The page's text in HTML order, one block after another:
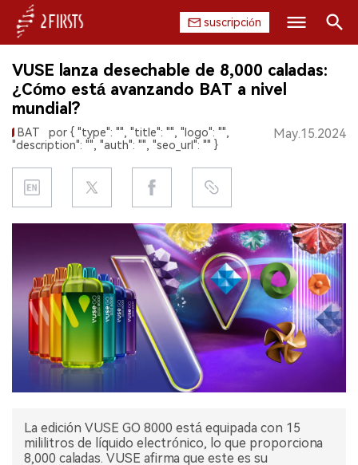
suscripción
INICIO
EMPRESA
REGULACIÓN
DATOS
EXPOSICIÓN
ENTREVISTA
Buscar
VUSE lanza desechable de 8,000 caladas:
¿Cómo está avanzando BAT a nivel
mundial?
BAT
por { "type": "", "title": "", "logo": "",
"description": "", "auth": "", "seo_url": "" }
May.15.2024
La edición VUSE GO 8000 está equipada con 15
mililitros de líquido electrónico, lo que proporciona
8,000 caladas. VUSE afirma que este es su